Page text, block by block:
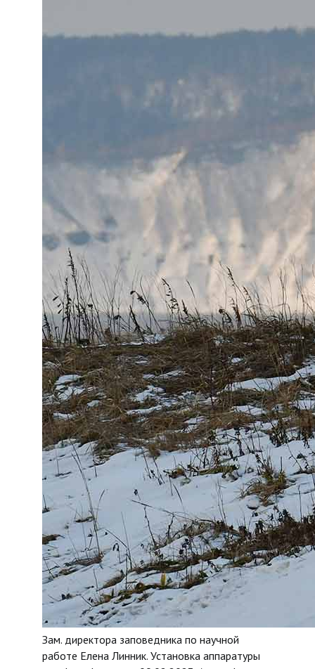
Зам. директора заповедника по научной
работе Елена Линник. Установка аппаратуры